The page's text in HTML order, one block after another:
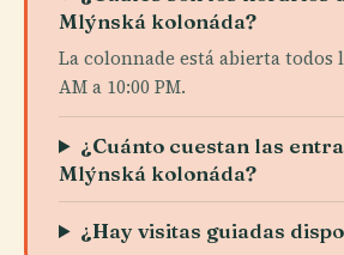
Mlýnská kolonáda?
La colonnade está abierta todos
AM a 10:00 PM.
¿Cuánto cuestan las
Mlýnská kolonáda?
¿Hay visitas guiadas